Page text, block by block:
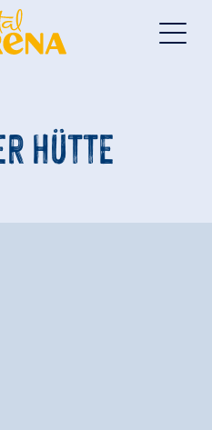
HÜTTE